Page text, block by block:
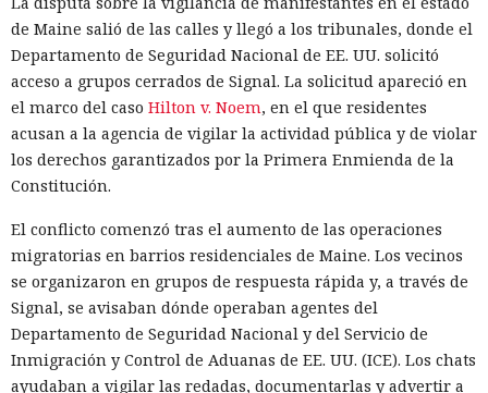
de Maine salió de las calles y llegó a los tribunales, donde el
Departamento de Seguridad Nacional de EE. UU. solicitó
acceso a grupos cerrados de Signal. La solicitud apareció en
el marco del caso Hilton v. Noem, en el que residentes
acusan a la agencia de vigilar la actividad pública y de violar
los derechos garantizados por la Primera Enmienda de la
Constitución.
El conflicto comenzó tras el aumento de las operaciones
migratorias en barrios residenciales de Maine. Los vecinos
se organizaron en grupos de respuesta rápida y, a través de
Signal, se avisaban dónde operaban agentes del
Departamento de Seguridad Nacional y del Servicio de
Inmigración y Control de Aduanas de EE. UU. (ICE). Los chats
ayudaban a vigilar las redadas, documentarlas y advertir a